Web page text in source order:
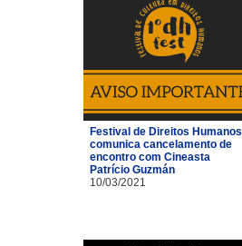
Festival de Direitos Humanos
comunica cancelamento de
encontro com Cineasta
Patrício Guzmán
10/03/2021